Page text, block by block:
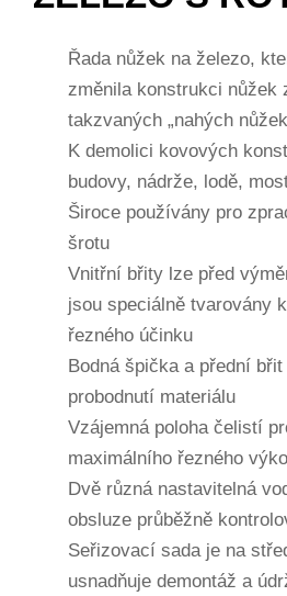
Řada nůžek na železo,
změnila konstrukci nůžek
takzvaných „nahých
K demolici kovových
budovy, nádrže, lodě,
Široce používány pro
šrotu
Vnitřní břity lze před
jsou speciálně tvarovány
řezného účinku
Bodná špička a přední
probodnutí materiálu
Vzájemná poloha čelistí
maximálního řezného
Dvě různá nastavitelná
obsluze průběžně
Seřizovací sada je na
usnadňuje demontáž a